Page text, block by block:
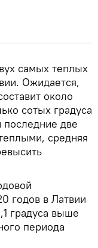
самых теплых
Ожидается,
около
сотых градуса
две
средняя
годов в Латвии
градуса выше
периода